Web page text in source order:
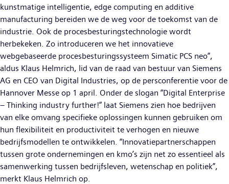
kunstmatige intelligentie, edge computing en additive
manufacturing bereiden we de weg voor de toekomst van de
industrie. Ook de procesbesturingstechnologie wordt
herbekeken. Zo introduceren we het innovatieve
webgebaseerde procesbesturingssysteem Simatic PCS neo”,
aldus Klaus Helmrich, lid van de raad van bestuur van Siemens
AG en CEO van Digital Industries, op de persconferentie voor de
Hannover Messe op 1 april. Onder de slogan “Digital Enterprise
– Thinking industry further!” laat Siemens zien hoe bedrijven
van elke omvang specifieke oplossingen kunnen gebruiken om
hun flexibiliteit en productiviteit te verhogen en nieuwe
bedrijfsmodellen te ontwikkelen. “Innovatiepartnerschappen
tussen grote ondernemingen en kmo’s zijn net zo essentieel als
samenwerking tussen bedrijfsleven, wetenschap en politiek”,
merkt Klaus Helmrich op.